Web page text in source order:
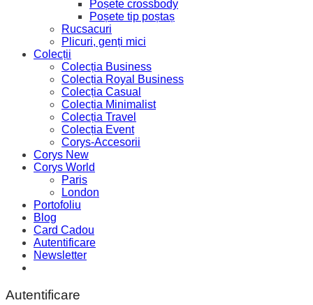
Poșete crossbody
Poșete tip poștaș
Rucsacuri
Plicuri, genți mici
Colecții
Colecția Business
Colecția Royal Business
Colecția Casual
Colecția Minimalist
Colecția Travel
Colecția Event
Corys-Accesorii
Corys New
Corys World
Paris
London
Portofoliu
Blog
Card Cadou
Autentificare
Newsletter
Autentificare